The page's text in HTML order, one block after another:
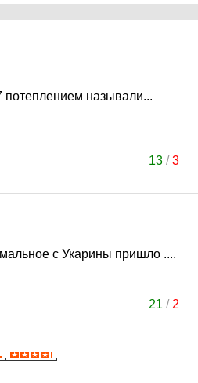
потеплением называли...
13 /3
с Укарины пришло ....
21 / 2